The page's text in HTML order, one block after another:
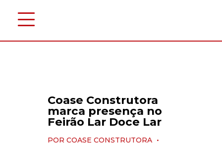
Coase Construtora
marca presença no
Feirão Lar Doce Lar
POR COASE CONSTRUTORA •